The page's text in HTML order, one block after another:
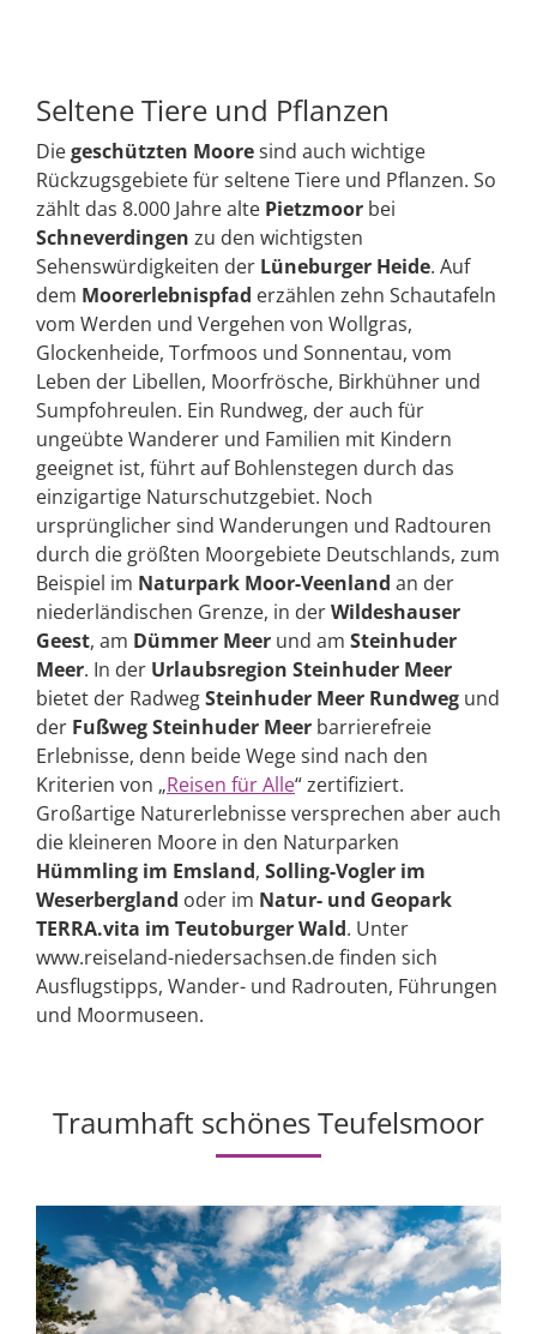
Seltene Tiere und Pflanzen
Diegeschützten Mooresind auch wichtige
Rückzugsgebiete für seltene Tiere und Pflanzen. So
zählt das 8.000 Jahre alte Pietzmoor bei
Schneverdingen zu den wichtigsten
Sehenswürdigkeiten der Lüneburger Heide. Auf
dem Moorerlebnispfad erzählen zehn Schautafeln
vom Werden und Vergehen von Wollgras,
Glockenheide, Torfmoos und Sonnentau, vom
Leben der Libellen, Moorfrösche, Birkhühner und
Sumpfohreulen. Ein Rundweg, der auch für
ungeübte Wanderer und Familien mit Kindern
geeignet ist, führt auf Bohlenstegen durch das
einzigartige Naturschutzgebiet. Noch
ursprünglicher sind Wanderungen und Radtouren
durch die größten Moorgebiete Deutschlands, zum
Beispiel im Naturpark Moor-Veenland an der
niederländischen Grenze, in derWildeshauser
Geest, am Dümmer Meer und am Steinhuder
Meer. In der Urlaubsregion Steinhuder Meer
bietet der RadwegSteinhuder Meer Rundweg und
der Fußweg Steinhuder Meer barrierefreie
Erlebnisse, denn beide Wege sind nach den
Kriterien von „Reisen für Alle“ zertifiziert.
Großartige Naturerlebnisse versprechen aber auch
die kleineren Moore in den Naturparken
Hümmling im Emsland, Solling-Vogler im
Weserbergland oder im Natur- und Geopark
TERRA.vita im Teutoburger Wald. Unter
www.reiseland-niedersachsen.de finden sich
Ausflugstipps, Wander- und Radrouten, Führungen
und Moormuseen.
Traumhaft schönes Teufelsmoor